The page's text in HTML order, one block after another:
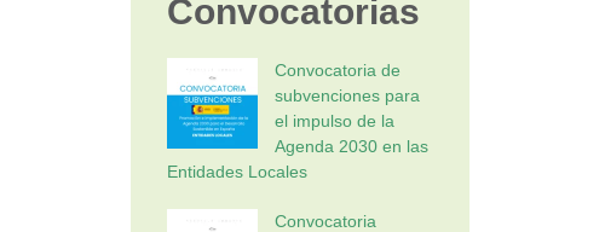
Convocatorias
Convocatoria de
subvenciones para
el impulso de la
Agenda 2030 en las
Entidades Locales
Convocatoria